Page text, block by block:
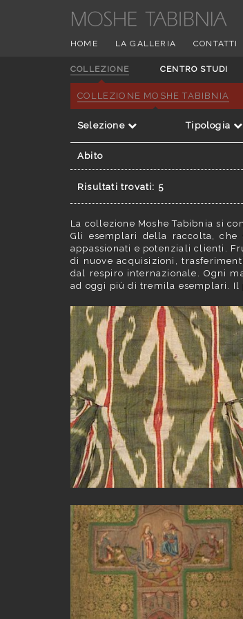
HOME LA GALLERIA CONTATTI
COLLEZIONE CENTRO STUDI
COLLEZIONE MOSHE TABIBNIA
Selezione Tipologia
Abito
Risultati trovati: 5
La collezione Moshe Tabibnia si
Gli esemplari della raccolta,
appassionati e potenziali clienti.
di nuove acquisizioni,
dal respiro internazionale. Ogni
ad oggi più di tremila esemplari.